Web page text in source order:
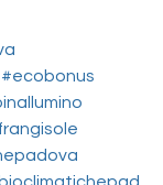
#ecobonus